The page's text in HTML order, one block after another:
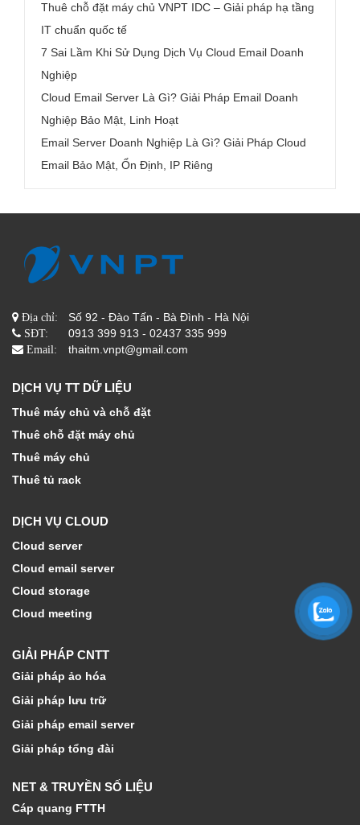
Thuê chỗ đặt máy chủ VNPT IDC – Giải pháp hạ tầng
IT chuẩn quốc tế
7 Sai Lầm Khi Sử Dụng Dịch Vụ Cloud Email Doanh
Nghiệp
Cloud Email Server Là Gì? Giải Pháp Email Doanh
Nghiệp Bảo Mật, Linh Hoạt
Email Server Doanh Nghiệp Là Gì? Giải Pháp Cloud
Email Bảo Mật, Ổn Định, IP Riêng
Địa chỉ: Số 92 - Đào Tấn - Bà Đình - Hà Nội
SĐT: 0913 399 913 - 02437 335 999
Email: thaitm.vnpt@gmail.com
DỊCH VỤ TT DỮ LIỆU
Thuê máy chủ và chỗ đặt
Thuê chỗ đặt máy chủ
Thuê máy chủ
Thuê tủ rack
DỊCH VỤ CLOUD
Cloud server
Cloud email server
Cloud storage
Cloud meeting
GIẢI PHÁP CNTT
Giải pháp ảo hóa
Giải pháp lưu trữ
Giải pháp email server
Giải pháp tổng đài
NET & TRUYỀN SỐ LIỆU
Cáp quang FTTH